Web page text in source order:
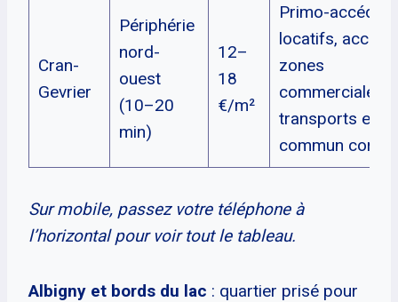
Cran-
Gevrier
Périphérie
nord-
ouest
(10–20
min)
12–
18
€/m²
Primo-
locatifs, accès
zones
commerciales,
transports en
commun
Sur mobile, passez votre téléphone à
l’horizontal pour voir tout le tableau.
Albigny et bords du lac : quartier prisé pour